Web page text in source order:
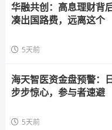
华融共创：高息理财背
凑出国路费，远离这个
5天前
海天智医资金盘预警：
步步惊心，参与者速避
5天前